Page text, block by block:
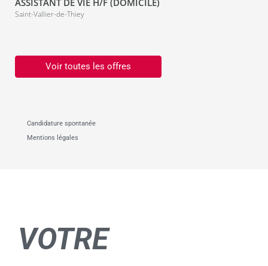
ASSISTANT DE VIE H/F (DOMICILE)
Saint-Vallier-de-Thiey
Voir toutes les offres
Candidature spontanée
Mentions légales
VOTRE